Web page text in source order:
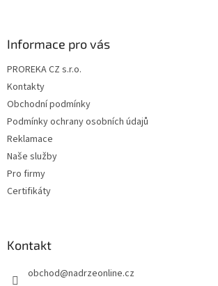
Informace pro vás
PROREKA CZ s.r.o.
Kontakty
Obchodní podmínky
Podmínky ochrany osobních údajů
Reklamace
Naše služby
Pro firmy
Certifikáty
Kontakt
obchod@nadrzeonline.cz